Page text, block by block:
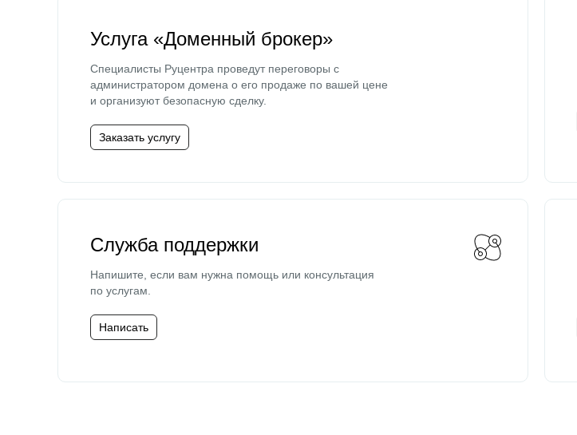
Услуга «Доменный брокер»
Специалисты Руцентра проведут переговоры с
администратором домена о его продаже по вашей цене
и организуют безопасную сделку.
Заказать услугу
Служба поддержки
Напишите, если вам нужна помощь или консультация
по услугам.
Написать